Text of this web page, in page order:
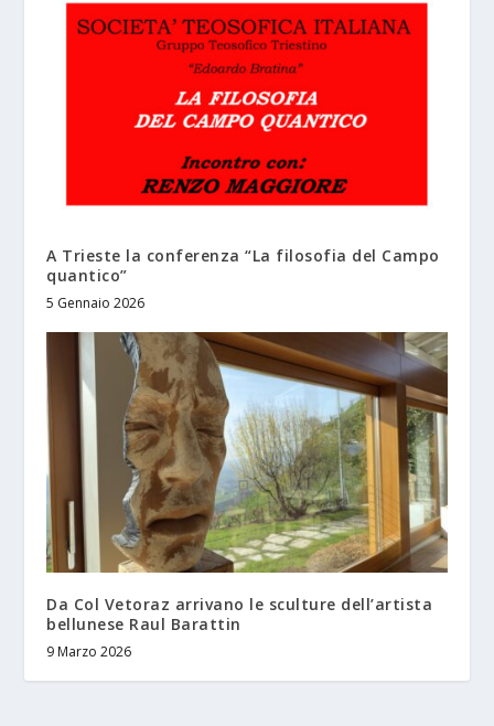
A Trieste la conferenza “La filosofia del Campo
quantico”
5 Gennaio 2026
Da Col Vetoraz arrivano le sculture dell’artista
bellunese Raul Barattin
9 Marzo 2026